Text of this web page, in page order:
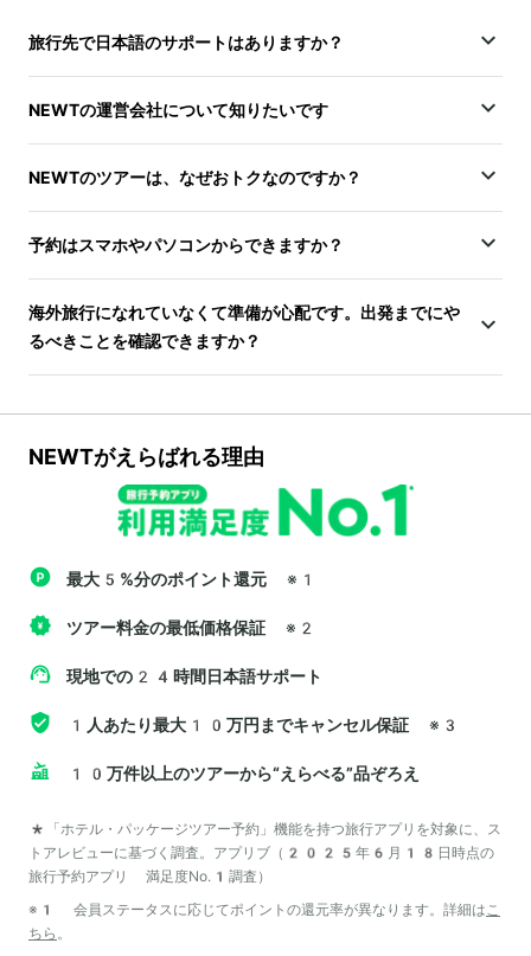
旅行先で日本語のサポートはありますか？
NEWTの運営会社について知りたいです
NEWTのツアーは、なぜおトクなのですか？
予約はスマホやパソコンからできますか？
海外旅行になれていなくて準備が心配です。出発までにや
るべきことを確認できますか？
NEWTがえらばれる理由
最大5%分のポイント還元 ※1
ツアー料金の最低価格保証 ※2
現地での24時間日本語サポート
1人あたり最大10万円までキャンセル保証 ※3
10万件以上のツアーから“えらべる”品ぞろえ
*「ホテル・パッケージツアー予約」機能を持つ旅行アプリを対象に、ス
トアレビューに基づく調査。アプリブ（2025年6月18日時点の
旅行予約アプリ 満足度No.1調査）
※1 会員ステータスに応じてポイントの還元率が異なります。詳細は こ
ちら 。